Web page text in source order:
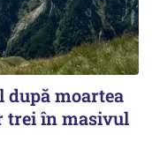
după moartea
trei în masivul